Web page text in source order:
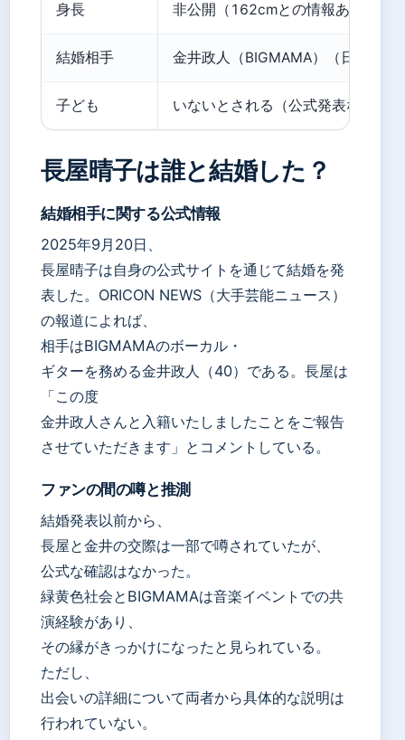
身長 非公開（162cmとの情報あり）
結婚相手 金井政人（BIGMAMA）（日刊スポ
子ども いないとされる（公式発表なし）
長屋晴子は誰と結婚した？
結婚相手に関する公式情報
2025年9月20日、
長屋晴子は自身の公式サイトを通じて結婚を発
表した。ORICON NEWS（大手芸能ニュース）
の報道によれば、
相手はBIGMAMAのボーカル・
ギターを務める金井政人（40）である。長屋は
「この度
金井政人さんと入籍いたしましたことをご報告
させていただきます」とコメントしている。
ファンの間の噂と推測
結婚発表以前から、
長屋と金井の交際は一部で噂されていたが、
公式な確認はなかった。
緑黄色社会とBIGMAMAは音楽イベントでの共
演経験があり、
その縁がきっかけになったと見られている。
ただし、
出会いの詳細について両者から具体的な説明は
行われていない。